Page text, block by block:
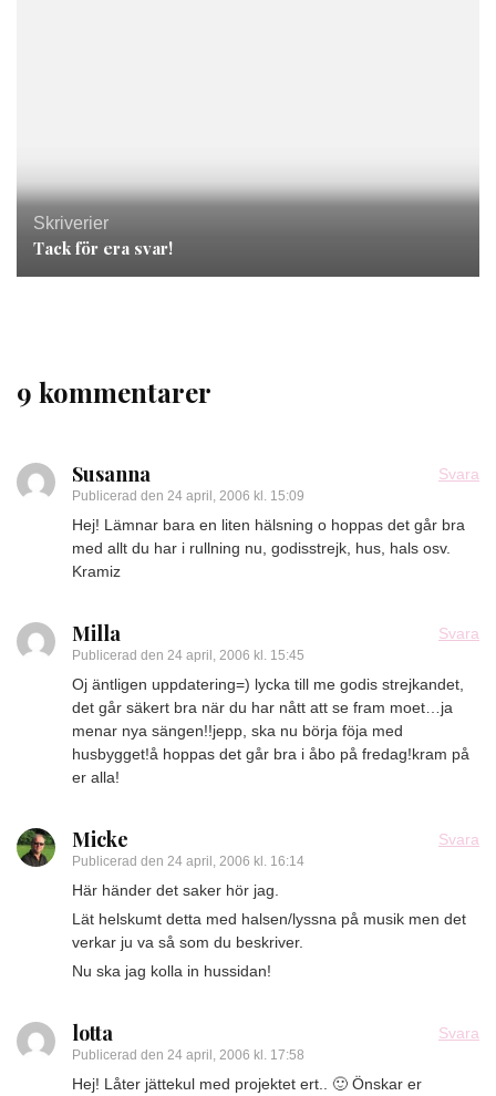
Skriverier
Tack för era svar!
9 kommentarer
Susanna
Publicerad den 24 april, 2006 kl. 15:09
Svara
Hej! Lämnar bara en liten hälsning o hoppas det går bra
med allt du har i rullning nu, godisstrejk, hus, hals osv.
Kramiz
Milla
Publicerad den 24 april, 2006 kl. 15:45
Svara
Oj äntligen uppdatering=) lycka till me godis strejkandet,
det går säkert bra när du har nått att se fram moet…ja
menar nya sängen!!jepp, ska nu börja föja med
husbygget!å hoppas det går bra i åbo på fredag!kram på
er alla!
Micke
Publicerad den 24 april, 2006 kl. 16:14
Svara
Här händer det saker hör jag.
Lät helskumt detta med halsen/lyssna på musik men det
verkar ju va så som du beskriver.
Nu ska jag kolla in hussidan!
lotta
Publicerad den 24 april, 2006 kl. 17:58
Svara
Hej! Låter jättekul med projektet ert.. 🙂 Önskar er